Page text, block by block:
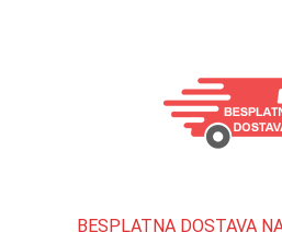
BESPLATNA DOSTAVA